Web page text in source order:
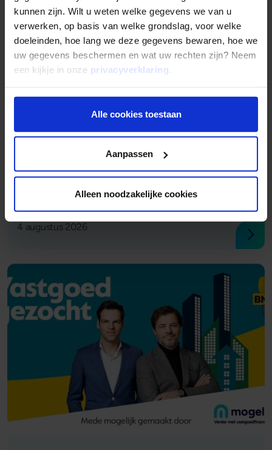
kunnen zijn. Wilt u weten welke gegevens we van u
verwerken, op basis van welke grondslag, voor welke
doeleinden, hoe lang we deze gegevens bewaren, hoe we
uw gegevens beschermen en wat uw rechten zijn? Neem
een kijkje in onze privacyverklaring.
Alle cookies toestaan
Aanpassen
Alleen noodzakelijke cookies
Zomerserie | Zo maakte Eric Stubbé Allsafe groot
4 augustus 2026